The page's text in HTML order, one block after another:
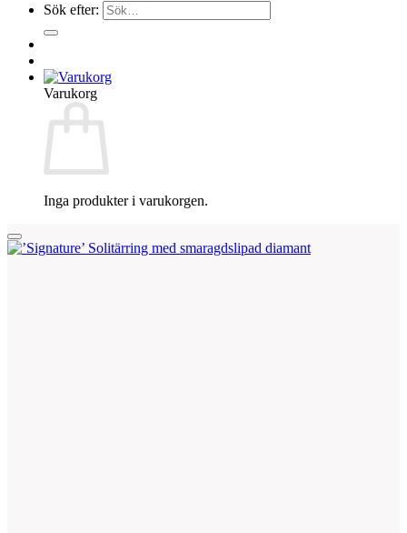
Sök efter:
Varukorg
Inga produkter i varukorgen.